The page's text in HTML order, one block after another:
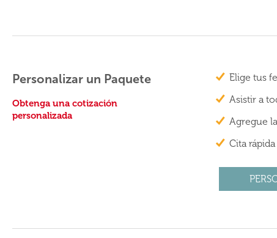
Personalizar un Paquete
Obtenga una cotización
personalizada
Elige tus
Asistir a
Agregue
Cita